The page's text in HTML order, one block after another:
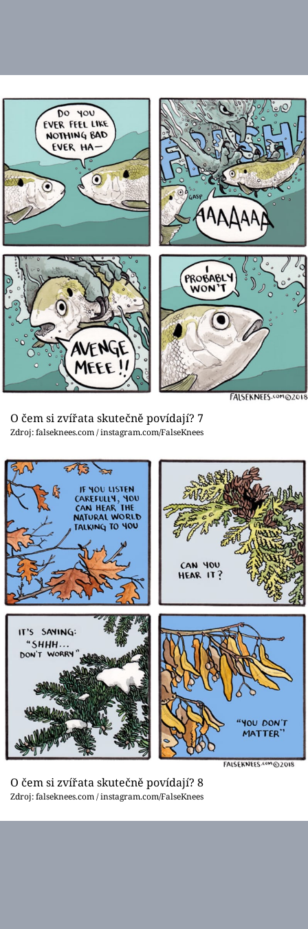
O čem si zvířata skutečně povídají? 7
Zdroj: falseknees.com / instagram.com/FalseKnees
O čem si zvířata skutečně povídají? 8
Zdroj: falseknees.com / instagram.com/FalseKnees